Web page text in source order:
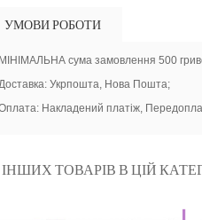
УМОВИ РОБОТИ
МІНІМАЛЬНА сума замовлення 500
Укрпошта, Нова Пошта;
Накладений платіж,
ІНШИХ ТОВАРІВ В ЦІЙ